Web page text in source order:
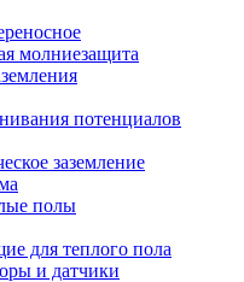
молниезащита
потенциалов
заземление
полы
для теплого пола
и датчики